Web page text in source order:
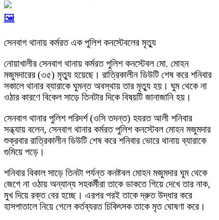
🖼️
সেনবাগ থানায় কর্মরত এক পুলিশ কনস্টেবলের মৃত্যু
নোয়াখালীর সেনবাগ থানায় কর্মরত পুলিশ কনস্টেবল মো. মোহন
মজুমদারের (৩৫) মৃত্যু হয়েছে। রাত্রিকালীন ডিউটি শেষ করে শনিবার
সকালে থানার ব্যারাকে ঘুমন্ত অবস্থায় তার মৃত্যু হয়। ঘুম থেকে না
ওঠার কারণে বিকেল সাড়ে তিনটার দিকে বিষয়টি জানাজানি হয়।
সেনবাগ থানার পুলিশ পরিদর্শ (ওসি তদন্ত) হযরত আলী শনিবার
সন্ধ্যায় বলেন, সেনবাগ থানার কর্মরত পুলিশ কনস্টেবল মোহন মজুমদার
শুক্রবার রাত্রিকালীন ডিউটি শেষ করে শনিবার ভোরে থানায় ব্যারাকে
গুমিয়ে পড়ে।
শনিবার বিকাল সাড়ে তিনটা পর্যন্ত কনষ্টবল মোহন মজুমদার ঘুম থেকে
জেগে না ওঠায় অন্যান্য সহকর্মীরা তাকে ডাকতে গিয়ে দেখে তার নাক,
মুখ দিয়ে রক্ত বের হচ্ছে। এরপর পরই তাকে দ্রুত উদ্ধার করে
হাসপাতালে নিয়ে গেলে কর্তব্যরত চিকিৎসক তাকে মৃত ঘোষণা করে।